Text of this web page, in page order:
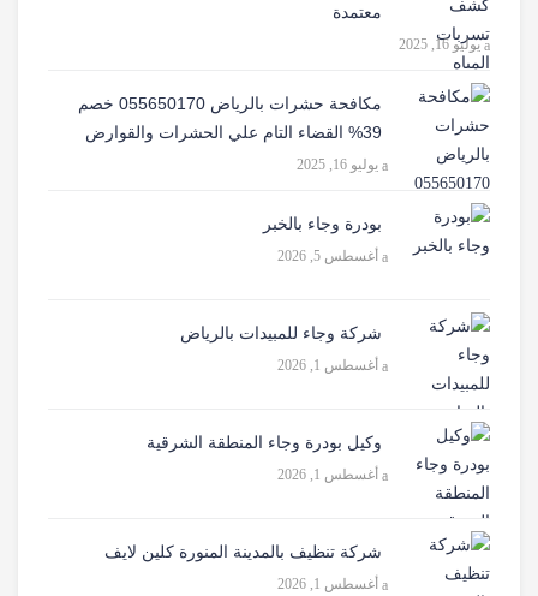
معتمدة
يوليو 16, 2025
مكافحة حشرات بالرياض 055650170 خصم
39% القضاء التام علي الحشرات والقوارض
يوليو 16, 2025
بودرة وجاء بالخبر
أغسطس 5, 2026
شركة وجاء للمبيدات بالرياض
أغسطس 1, 2026
وكيل بودرة وجاء المنطقة الشرقية
أغسطس 1, 2026
شركة تنظيف بالمدينة المنورة كلين لايف
أغسطس 1, 2026